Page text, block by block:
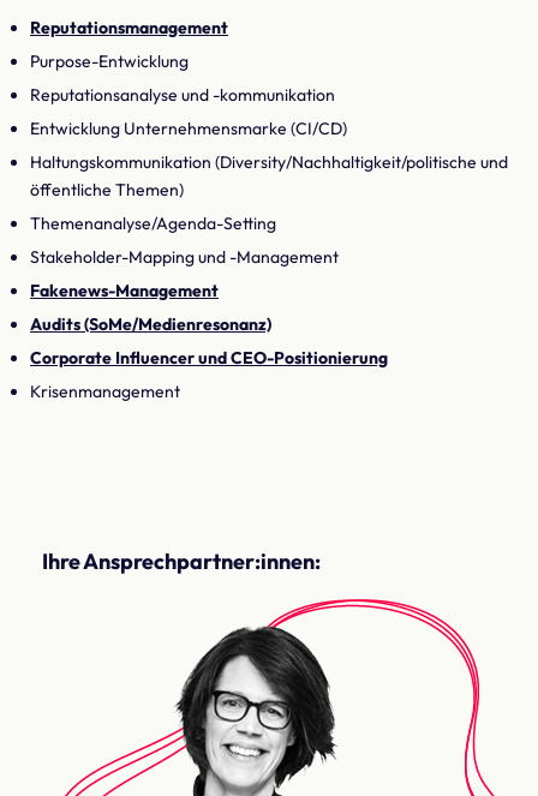
Reputationsmanagement
Purpose-Entwicklung
Reputationsanalyse und -kommunikation
Entwicklung Unternehmensmarke (CI/CD)
Haltungskommunikation (Diversity/Nachhaltigkeit/politische und
öffentliche Themen)
Themenanalyse/Agenda-Setting
Stakeholder-Mapping und -Management
Fakenews-Management
Audits (SoMe/Medienresonanz)
Corporate Influencer und CEO-Positionierung
Krisenmanagement
Ihre Ansprechpartner:innen: